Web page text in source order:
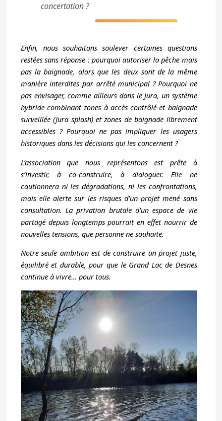
concertation ?
Enfin, nous souhaitons soulever certaines questions
restées sans réponse : pourquoi autoriser la pêche mais
pas la baignade, alors que les deux sont de la même
manière interdites par arrêté municipal ? Pourquoi ne
pas envisager, comme ailleurs dans le Jura, un système
hybride combinant zones à accès contrôlé et baignade
surveillée (Jura splash) et zones de baignade librement
accessibles ? Pourquoi ne pas impliquer les usagers
historiques dans les décisions qui les concernent ?
L’association que nous représentons est prête à
s’investir, à co-construire, à dialoguer. Elle ne
cautionnera ni les dégradations, ni les confrontations,
mais elle alerte sur les risques d’un projet mené sans
consultation. La privation brutale d’un espace de vie
partagé depuis longtemps pourrait en effet nourrir de
nouvelles tensions, que personne ne souhaite.
Notre seule ambition est de construire un projet juste,
équilibré et durable, pour que le Grand Lac de Desnes
continue à vivre… pour tous.